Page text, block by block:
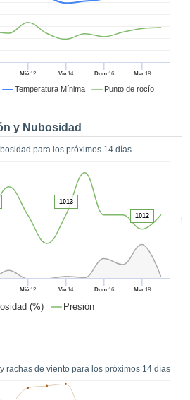
Temperatura Mínima Punto de rocío
Mié 12 Vie 14 Dom16 Mar18
y Nubosidad
para los próximos 14 días
(%) Presión
50
Mié 12 Vie 14 Dom16 Mar18
1013
1012
rachas de viento para los próximos 14 días